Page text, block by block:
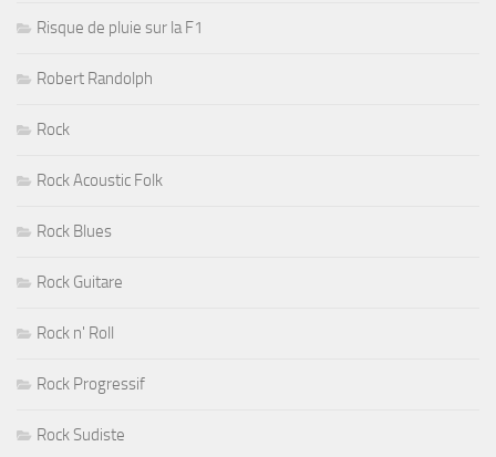
Risque de pluie sur la F1
Robert Randolph
Rock
Rock Acoustic Folk
Rock Blues
Rock Guitare
Rock n' Roll
Rock Progressif
Rock Sudiste